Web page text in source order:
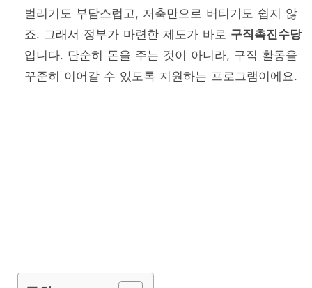
벌리기도 부담스럽고, 저축만으로 버티기도 쉽지 않
죠. 그래서 정부가 마련한 제도가 바로 구직촉진수당
입니다. 단순히 돈을 주는 것이 아니라, 구직 활동을
꾸준히 이어갈 수 있도록 지원하는 프로그램이에요.